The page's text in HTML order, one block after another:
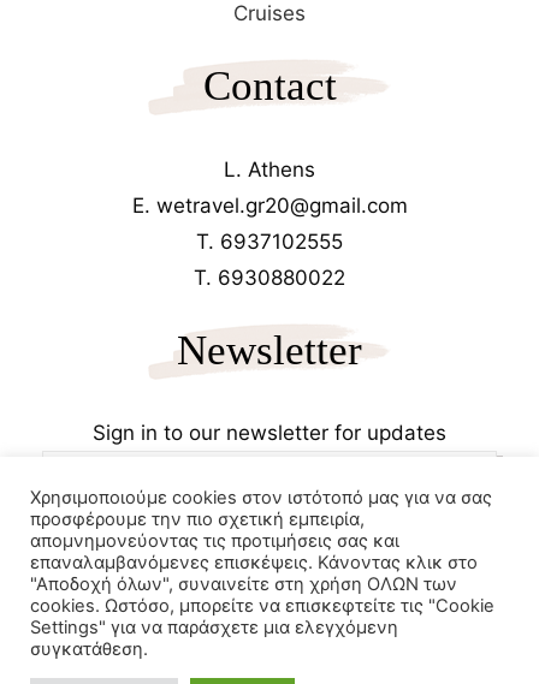
Cruises
Contact
L. Athens
E. wetravel.gr20@gmail.com
T. 6937102555
T. 6930880022
Newsletter
Sign in to our newsletter for updates
Copyrights 2025Wetravel.gr
Χρησιμοποιούμε cookies στον ιστότοπό μας για να σας
προσφέρουμε την πιο σχετική εμπειρία,
απομνημονεύοντας τις προτιμήσεις σας και
επαναλαμβανόμενες επισκέψεις. Κάνοντας κλικ στο
"Αποδοχή όλων", συναινείτε στη χρήση ΟΛΩΝ των
cookies. Ωστόσο, μπορείτε να επισκεφτείτε τις "Cookie
Settings" για να παράσχετε μια ελεγχόμενη
συγκατάθεση.